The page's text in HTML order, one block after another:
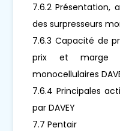
7.6.2 Présentation,
des surpresseurs
7.6.3 Capacité de
prix et marge
monocellulaires
7.6.4 Principales
par DAVEY
7.7 Pentair